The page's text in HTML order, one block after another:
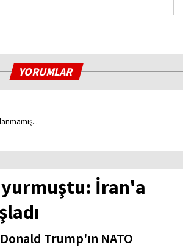
YORUMLAR
İran'a
Trump'ın NATO